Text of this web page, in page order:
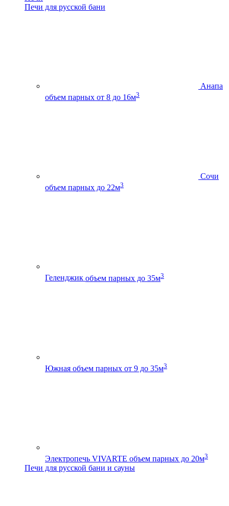
Печи для русской бани
Анапа
объем парных от 8 до 16м3
Сочи
объем парных до 22м3
Геленджик объем парных до 35м3
Южная объем парных от 9 до 35м3
Электропечь VIVARTE объем парных до 20м3
Печи для русской бани и сауны